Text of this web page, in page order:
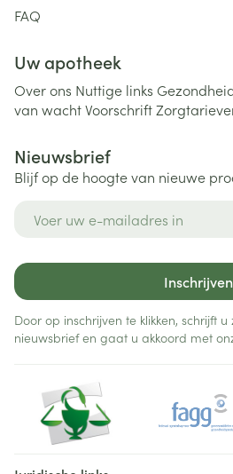
FAQ
Uw apotheek
Over ons Nuttige links
van wachtVoorschrift
Nieuwsbrief
Blijf op de hoogte van nieuwe
Inschrijven
Door op inschrijven te klikken, schrijft
nieuwsbrief en gaat u akkoord met